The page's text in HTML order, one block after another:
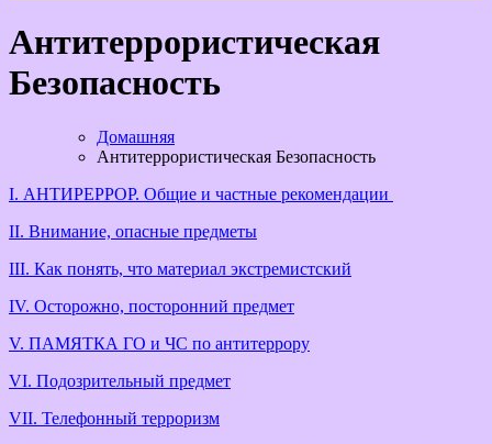
Антитеррористическая
Безопасность
Домашняя
Антитеррористическая Безопасность
I. АНТИРЕРРОР. Общие и частные рекомендации
II. Внимание, опасные предметы
III. Как понять, что материал экстремистский
IV. Осторожно, посторонний предмет
V. ПАМЯТКА ГО и ЧС по антитеррору
VI. Подозрительный предмет
VII. Телефонный терроризм